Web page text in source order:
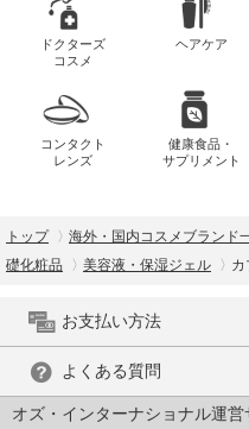
ドクターズ
コスメ
ヘアケア
コンタクト
レンズ
健康食品・
サプリメント
トップ 海外・国内コスメブランド
礎化粧品
美容液・保湿ジェル カ
お支払い方法
よくある質問
オズ・インターナショナル運営